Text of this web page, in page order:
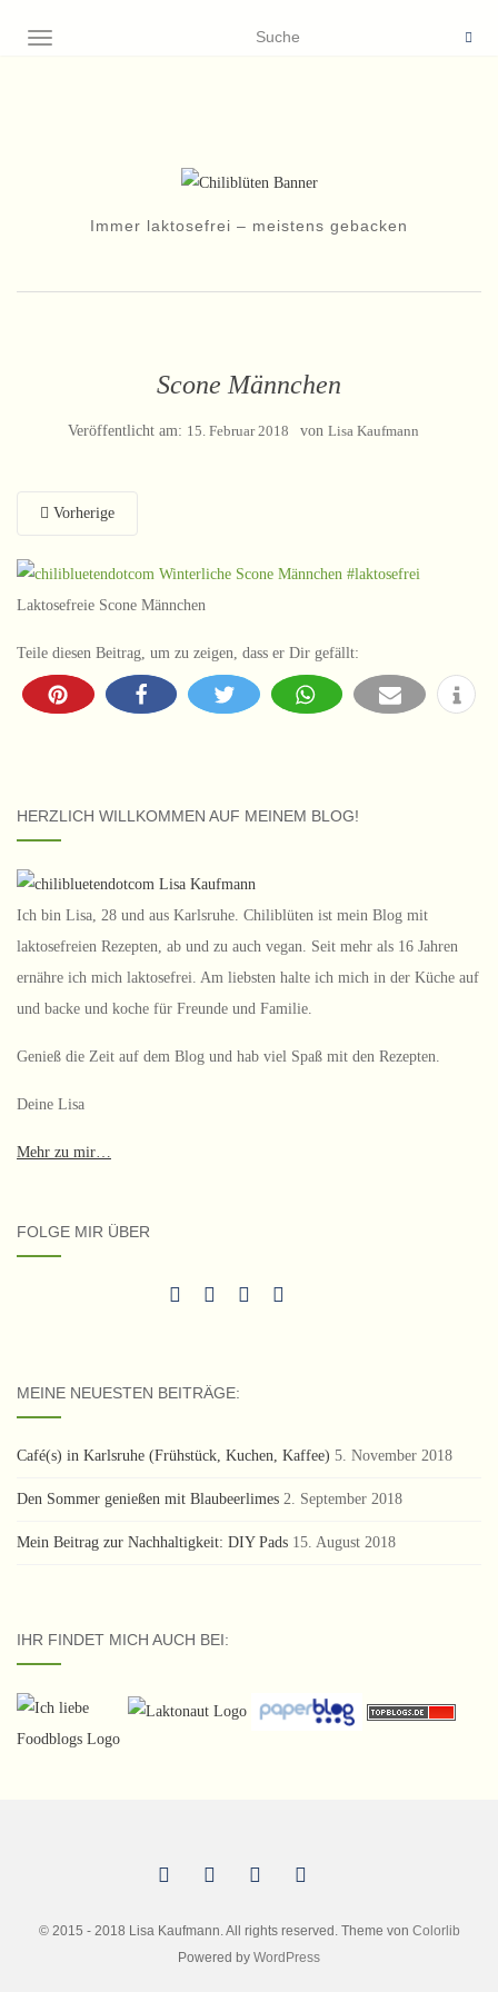
NAVIGATION EIN-/AUSSCHALTEN
Immer laktosefrei – meistens gebacken
Scone Männchen
Veröffentlicht am: 15. Februar 2018 von Lisa Kaufmann
Vorherige
Laktosefreie Scone Männchen
Teile diesen Beitrag, um zu zeigen, dass er Dir gefällt:
HERZLICH WILLKOMMEN AUF MEINEM BLOG!
Ich bin Lisa, 28 und aus Karlsruhe. Chiliblüten ist mein Blog mit
laktosefreien Rezepten, ab und zu auch vegan. Seit mehr als 16 Jahren
ernähre ich mich laktosefrei. Am liebsten halte ich mich in der Küche auf
und backe und koche für Freunde und Familie.
Genieß die Zeit auf dem Blog und hab viel Spaß mit den Rezepten.
Deine Lisa
Mehr zu mir…
FOLGE MIR ÜBER
MEINE NEUESTEN BEITRÄGE:
Café(s) in Karlsruhe (Frühstück, Kuchen, Kaffee) 5. November 2018
Den Sommer genießen mit Blaubeerlimes 2. September 2018
Mein Beitrag zur Nachhaltigkeit: DIY Pads 15. August 2018
IHR FINDET MICH AUCH BEI:
© 2015 - 2018 Lisa Kaufmann. All rights reserved. Theme von Colorlib
Powered by WordPress